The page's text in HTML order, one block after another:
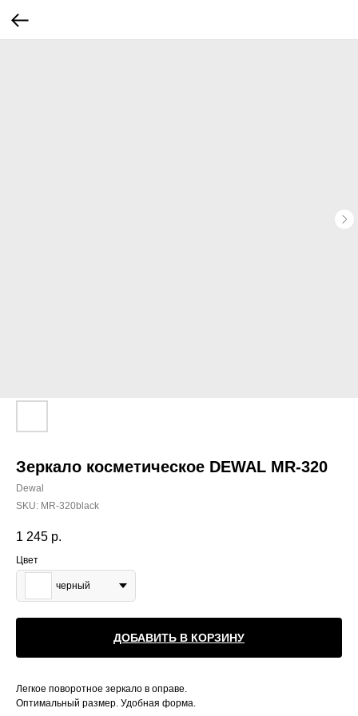
Зеркало косметическое DEWAL MR-320
Dewal
SKU: MR-320black
1 245 р.
Цвет
черный
ДОБАВИТЬ В КОРЗИНУ
Легкое поворотное зеркало в оправе.
Оптимальный размер. Удобная форма.